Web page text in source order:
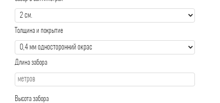
Толщина и покрытие
Длина забора
Высота забора